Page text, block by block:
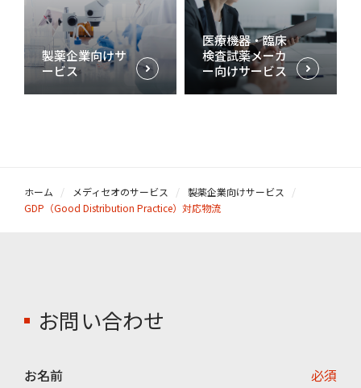
製薬企業向けサ
ービス
医療機器・臨床
検査試薬メーカ
ー向けサービス
ホーム メディセオのサービス
製薬企業向けサービス
GDP（Good Distribution Practice）対応物流
お問い合わせ
お名前 必須